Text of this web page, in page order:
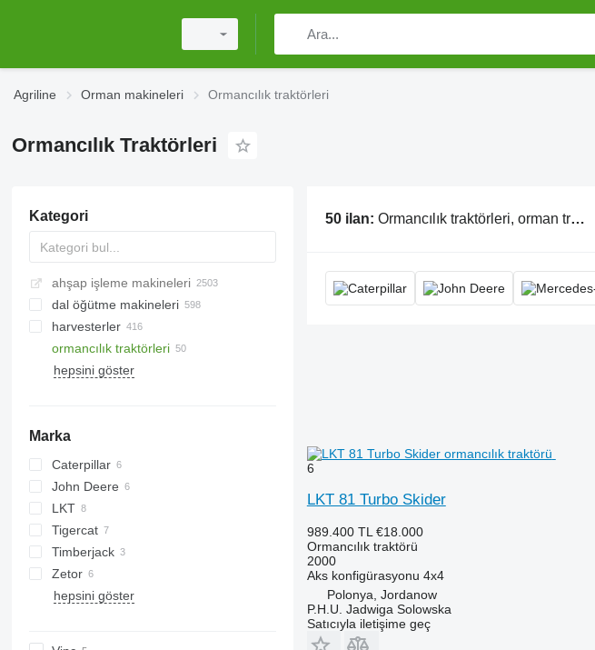
Agriline Orman makineleri Ormancılık traktörleri
Ormancılık Traktörleri
Kategori
ahşap işleme makineleri
dal öğütme makineleri
harvesterler
benzinli testereler
elektrikli testereler
ormancılık traktörleri
hepsini göster
Marka
Caterpillar
John Deere
1270
LKT
80
81
Tiger
Tigercat
630E
Timberjack
N-series
T-series
Zetor
hepsini göster
50 ilan: Ormancılık traktörleri, orman traktörü
6
LKT 81 Turbo Skider
989.400 TL €18.000
Ormancılık traktörü
2000
Aks konfigürasyonu 4x4
Polonya, Jordanow
P.H.U. Jadwiga Solowska
Satıcıyla iletişime geç